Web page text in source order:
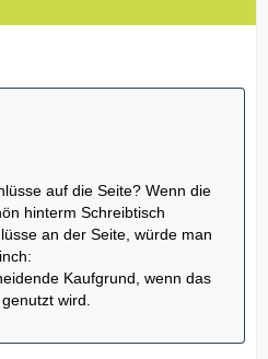
auf die Seite? Wenn die
hinterm Schreibtisch
an der Seite, würde man
Kaufgrund, wenn das
wird.